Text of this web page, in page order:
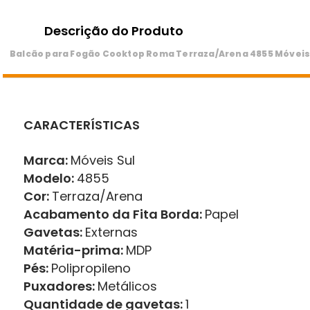
Descrição do Produto
Balcão para Fogão Cooktop Roma Terraza/Arena 4855
CARACTERÍSTICAS
Marca: Móveis Sul
Modelo: 4855
Cor: Terraza/Arena
Acabamento da Fita Borda: Papel
Gavetas: Externas
Matéria-prima: MDP
Pés: Polipropileno
Puxadores: Metálicos
Quantidade de gavetas:1